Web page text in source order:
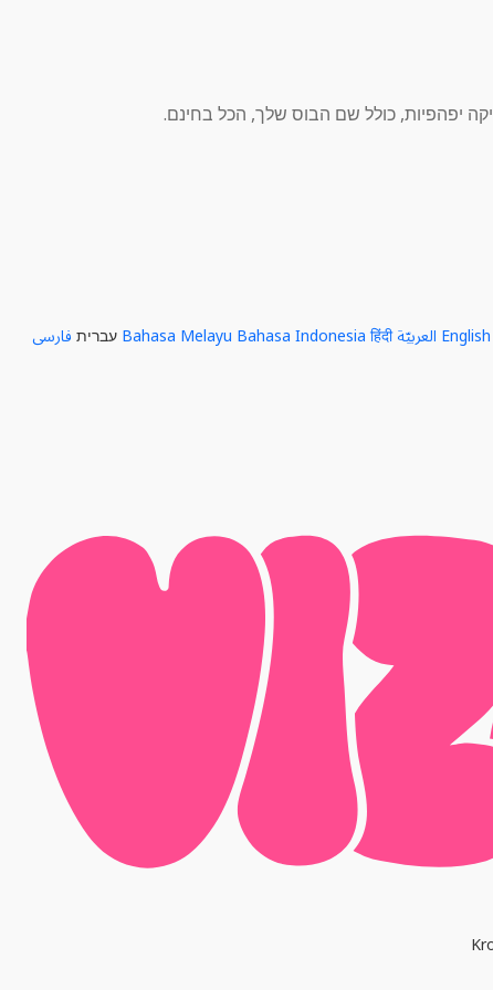
English العربيّة Bahasa Melayu Bahasa Indonesiaहिंदी עבריתفارسی